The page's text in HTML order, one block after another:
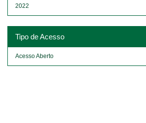
2022
Tipo de Acesso
Acesso Aberto